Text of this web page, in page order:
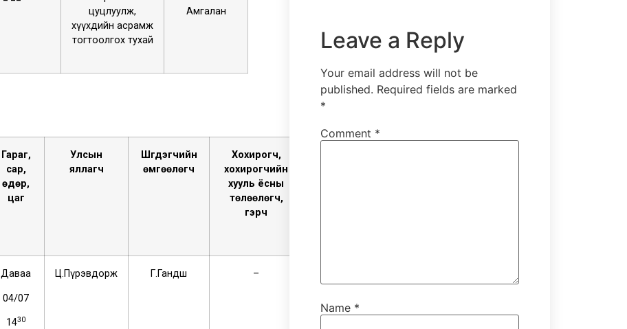
цуцлуулж,
хүүхдийн асрамж
тогтоолгох тухай
Амгалан
Гараг,
сар,
өдөр,
цаг
Улсын
яллагч
Шүүгдэгчийн
өмгөөлөгч
Хохирогч,
хохирогчийн
хууль ёсны
төлөөлөгч,
гэрч
Даваа
04/07
1430
Ц.Пүрэвдорж Г.Гандөш –
Leave a Reply
Your email address will not be
published. Required fields are marked
*
Comment *
Name *